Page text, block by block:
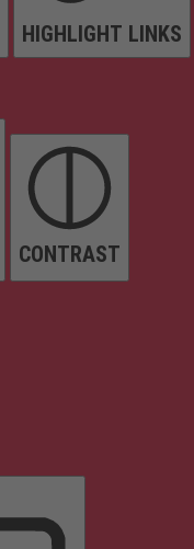
HIGHLIGHT LINKS
CONTRAST